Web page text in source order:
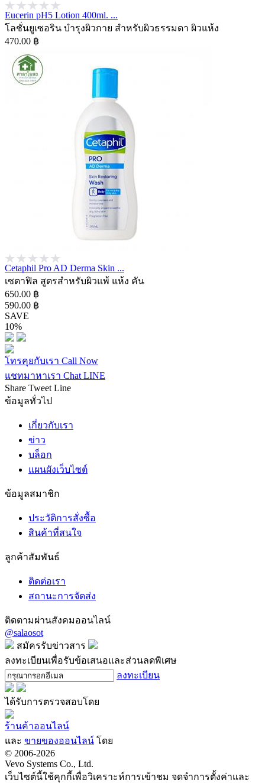
Eucerin pH5 Lotion 400ml. ...
โลชั่นยูเซอริน บำรุงผิวกาย สำหรับผิวธรรมดา ผิวแห้ง
470.00 ฿
Cetaphil Pro AD Derma Skin ...
เซตาฟิล สูตรสำหรับผิวแพ้ แห้ง คัน
650.00 ฿
590.00 ฿
SAVE
10%
โทรคุยกับเรา Call Now
แชทมาหาเรา Chat LINE
Share Tweet Line
ข้อมูลทั่วไป
เกี่ยวกับเรา
ข่าว
บล็อก
แผนผังเว็บไซต์
ข้อมูลสมาชิก
ประวัติการสั่งซื้อ
สินค้าที่สนใจ
ลูกค้าสัมพันธ์
ติดต่อเรา
สถานะการจัดส่ง
ติดตามผ่านสังคมออนไลน์
@salaosot
สมัครรับข่าวสาร
ลงทะเบียนเพื่อรับข้อเสนอและส่วนลดพิเศษ
ลงทะเบียน
ได้รับการตรวจสอบโดย
ร้านค้าออนไลน์
และ ขายของออนไลน์ โดย
© 2006-2026
Vevo Systems Co., Ltd.
เว็บไซต์นี้ใช้คุกกี้เพื่อวิเคราะห์การเข้าชม จดจำการตั้งค่าและ